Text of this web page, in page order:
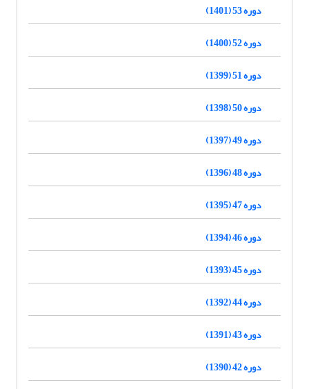
دوره 53 (1401)
دوره 52 (1400)
دوره 51 (1399)
دوره 50 (1398)
دوره 49 (1397)
دوره 48 (1396)
دوره 47 (1395)
دوره 46 (1394)
دوره 45 (1393)
دوره 44 (1392)
دوره 43 (1391)
دوره 42 (1390)